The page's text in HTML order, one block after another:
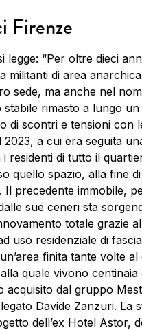
Firenze
legge: “Per oltre dieci
militanti di area
sede, ma anche nel
stabile rimasto a lungo
di scontri e tensioni con
a cui era seguita
residenti di tutto il
quello spazio, alla fine
precedente immobile,
sue ceneri sta
totale grazie
uso residenziale di
finita tante volte
quale vivono centinaia
acquisito dal gruppo
Davide Zanzuri. La
dell’ex Hotel Astor,